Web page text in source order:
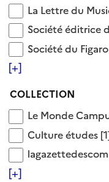
La Lettre du
La Lettre du
Société éditrice
Société éditrice
Société du Figaro
Société du
[+]
Collection
COLLECTION
Le Monde
Le Monde
Culture études
Culture études
[+]
Voir aussi
ethnologie
248 Documents
Tris disponibles
Ajouter le
Affiner la recherche
Etendre la recherche